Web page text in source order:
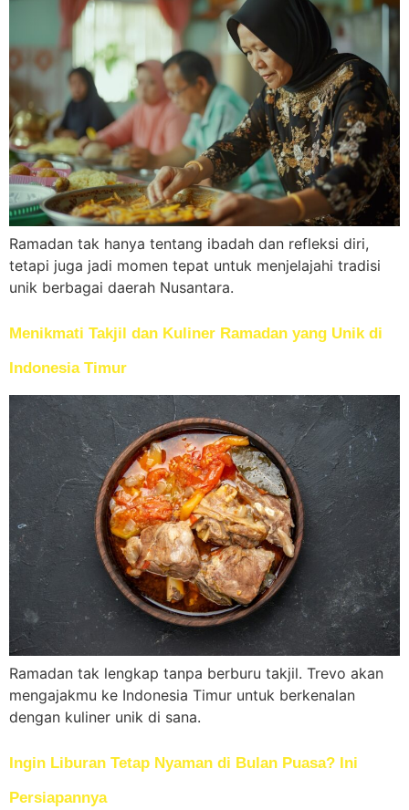
Ramadan tak hanya tentang ibadah dan refleksi diri,
tetapi juga jadi momen tepat untuk menjelajahi tradisi
unik berbagai daerah Nusantara.
Menikmati Takjil dan Kuliner Ramadan yang Unik di
Indonesia Timur
Ramadan tak lengkap tanpa berburu takjil. Trevo akan
mengajakmu ke Indonesia Timur untuk berkenalan
dengan kuliner unik di sana.
Ingin Liburan Tetap Nyaman di Bulan Puasa? Ini
Persiapannya